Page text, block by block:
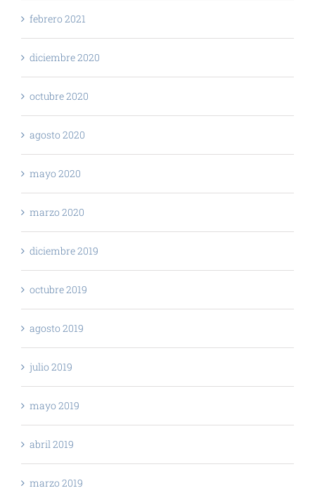
febrero 2021
diciembre 2020
octubre 2020
agosto 2020
mayo 2020
marzo 2020
diciembre 2019
octubre 2019
agosto 2019
julio 2019
mayo 2019
abril 2019
marzo 2019